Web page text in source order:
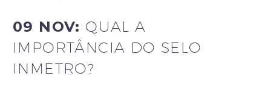
09 NOV: QUAL A
IMPORTÂNCIA DO SELO
INMETRO?